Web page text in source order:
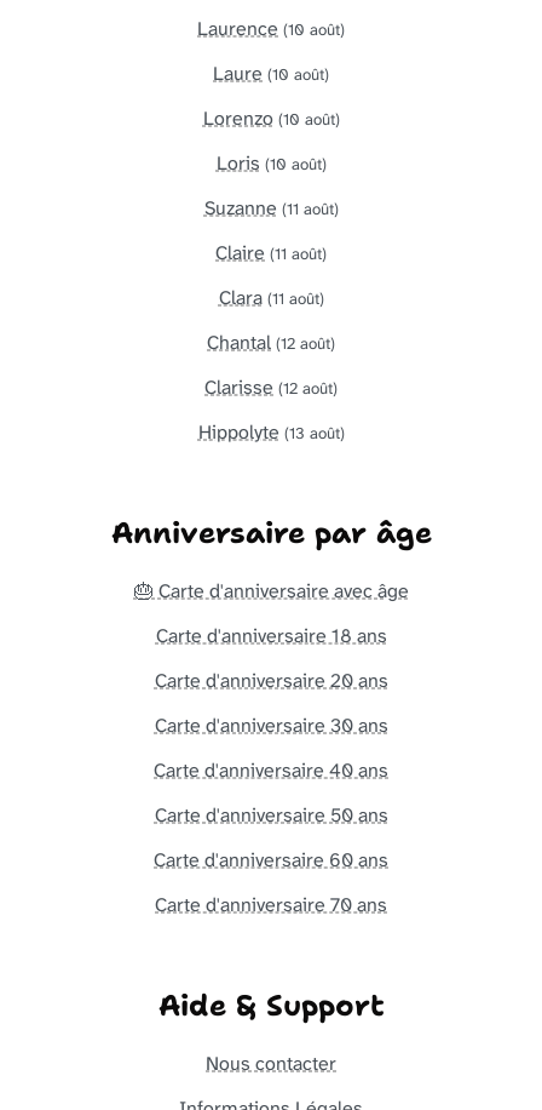
Laurence (10 août)
Laure (10 août)
Lorenzo (10 août)
Loris (10 août)
Suzanne (11 août)
Claire (11 août)
Clara (11 août)
Chantal (12 août)
Clarisse (12 août)
Hippolyte (13 août)
Anniversaire par âge
🎂 Carte d'anniversaire avec âge
Carte d'anniversaire 18 ans
Carte d'anniversaire 20 ans
Carte d'anniversaire 30 ans
Carte d'anniversaire 40 ans
Carte d'anniversaire 50 ans
Carte d'anniversaire 60 ans
Carte d'anniversaire 70 ans
Aide & Support
Nous contacter